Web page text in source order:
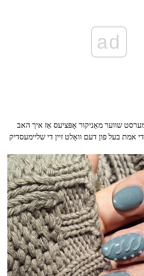
ad
מערסט שווער מאַניקור אָפּציעס אַז איך האב
אמת בעל פון דעם וואָלט זיין די שליימעסדיק